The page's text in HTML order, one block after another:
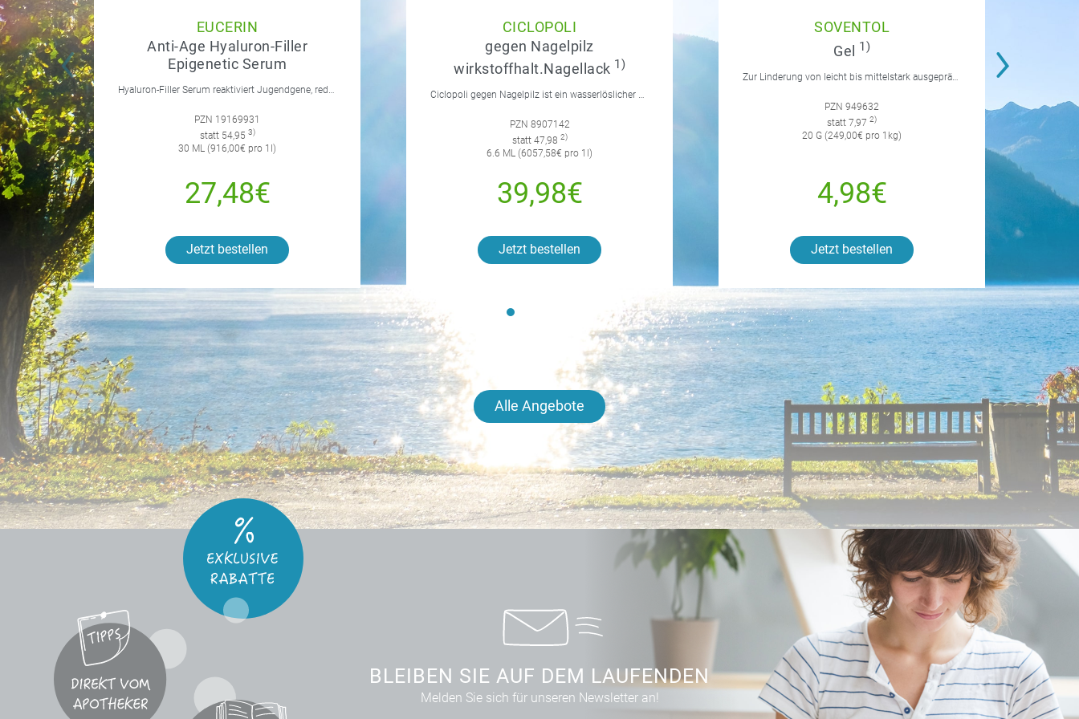
EUCERIN
Anti-Age Hyaluron-Filler
Epigenetic Serum
Hyaluron-Filler Serum reaktiviert Jugendgene, reduziert Falten und feine Linien, spendet intensive Feuchtigkeit und strafft die Gesichtskonturen.
PZN 19169931
statt 54,95 3)
30 ML (916,00€ pro 1l)
27,48€
Jetzt bestellen
CICLOPOLI
gegen Nagelpilz
wirkstoffhalt.Nagellack 1)
Ciclopoli gegen Nagelpilz ist ein wasserlöslicher Anti-Pilz-Lack mit Tiefwirk-Effekt. Einfach anzuwenden. Stark in der Wirkung.
PZN 8907142
statt 47,98 2)
6.6 ML (6057,58€ pro 1l)
39,98€
Jetzt bestellen
SOVENTOL
Gel
1)
Zur Linderung von leicht bis mittelstark ausgeprägten Reaktionen auf Insektenstiche mit Juckreiz.
PZN 949632
statt 7,97 2)
20 G (249,00€ pro 1kg)
4,98€
Jetzt bestellen
Alle Angebote
BLEIBEN SIE AUF DEM LAUFENDEN
Melden Sie sich für unseren Newsletter an!